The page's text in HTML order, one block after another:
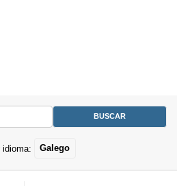
idioma: Galego